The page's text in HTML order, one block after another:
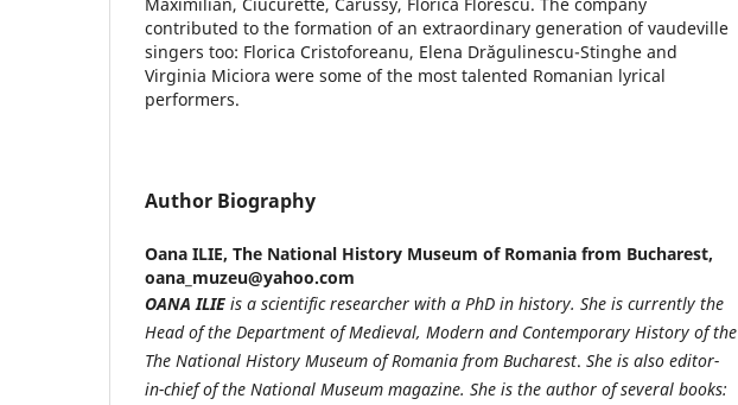
contributed to the formation of an extraordinary generation of vaudeville
singers too: Florica Cristoforeanu, Elena Drăgulinescu-Stinghe and
Virginia Miciora were some of the most talented Romanian lyrical
performers.
Author Biography
Oana ILIE, The National History Museum of Romania from Bucharest,
oana_muzeu@yahoo.com
OANA ILIE is a scientific researcher with a PhD in history. She is currently the
Head of the Department of Medieval, Modern and Contemporary History of the
The National History Museum of Romania from Bucharest. She is also editor-
in-chief of the National Museum magazine. She is the author of several books: